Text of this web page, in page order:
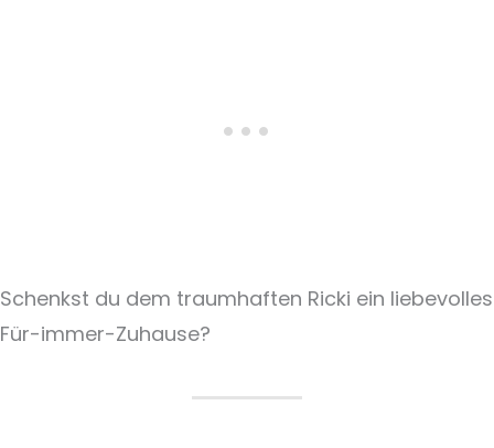
Schenkst du dem traumhaften Ricki ein liebevolles
Für-immer-Zuhause?